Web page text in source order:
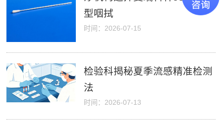
型咽拭
时间：2026-07-15
检验科揭秘夏季流感精准检测
法
时间：2026-07-13